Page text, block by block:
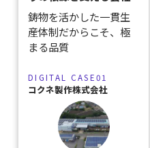
鋳物を活かした一貫生
産体制だからこそ、極
まる品質
DIGITAL CASE01
コクネ製作株式会社